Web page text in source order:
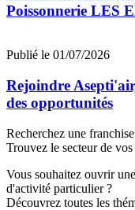
Poissonnerie LES
Publié le 01/07/2026
Rejoindre
des opportunités
Recherchez une
Trouvez le secteur de vos
Vous souhaitez ouvrir
d'activité particulier ?
Découvrez toutes les